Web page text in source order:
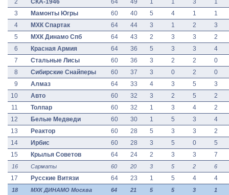
2
СКА-1946 64 49 1 1 3
1
3
Мамонты Югры 60 40 5 4 1
1
4
МХК Спартак 64 44 3 1 2
3
5
МХК Динамо Спб 64 43 2 3 3
2
6
Красная Армия 64 36 5 3 3
4
7
Стальные Лисы 60 36 3 2 2
0
8
Сибирские Снайперы 60 37 3 0 2
0
9
Алмаз 64 33 4 3 5
3
10
Авто 60 32 3 2 5
2
11
Толпар 60 32 1 3 4
2
12
Белые Медведи 60 30 1 5 3
4
13
Реактор 60 28 5 3 3
2
14
Ирбис 60 28 3 5 0
5
15
Крылья Советов 64 24 2 3 3 7
16 Сарматы 60 20 3 5 2 6
17 Русские Витязи 64 23 1 5 4 4
18 МХК ДИНАМО Москва 64 21 5 5 3
1